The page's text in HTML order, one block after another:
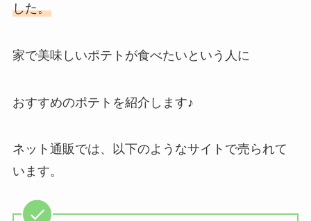
した。
家で美味しいポテトが食べたいという人に
おすすめのポテトを紹介します♪
ネット通販では、以下のようなサイトで売られて
います。